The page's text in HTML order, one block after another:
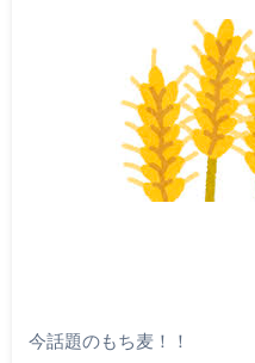
今話題のもち麦！！